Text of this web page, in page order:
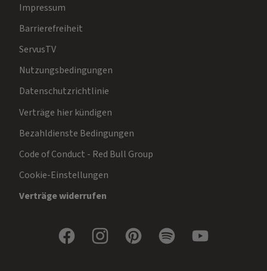
Impressum
Barrierefreiheit
ServusTV
Nutzungsbedingungen
Datenschutzrichtlinie
Verträge hier kündigen
Bezahldienste Bedingungen
Code of Conduct - Red Bull Group
Cookie-Einstellungen
Verträge widerrufen